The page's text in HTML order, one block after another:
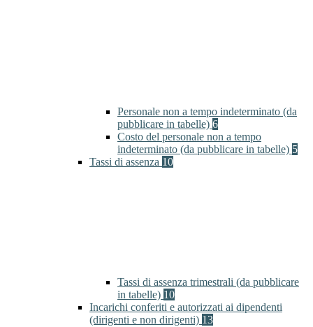
Personale non a tempo indeterminato (da
pubblicare in tabelle) 6
Costo del personale non a tempo
indeterminato (da pubblicare in tabelle) 5
Tassi di assenza 10
Tassi di assenza trimestrali (da pubblicare
in tabelle) 10
Incarichi conferiti e autorizzati ai dipendenti
(dirigenti e non dirigenti) 13